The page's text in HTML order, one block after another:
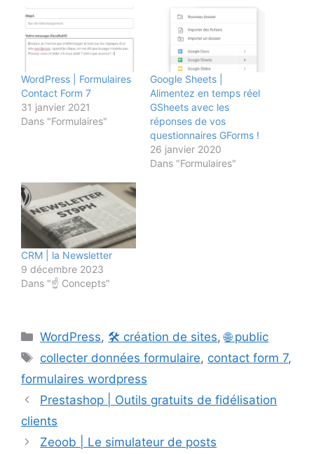
WordPress | Formulaires
Contact Form 7
31 janvier 2021
Dans "Formulaires"
Google Sheets |
Alimentez en temps réel
GSheets avec les
réponses de vos
questionnaires GForms !
26 janvier 2020
Dans "Formulaires"
CRM | la Newsletter
9 décembre 2023
Dans "☝️ Concepts"
Catégories
WordPress, 🛠️ création de sites,🌐 public
Étiquettes
collecter données formulaire, contact form 7,
formulaires wordpress
Prestashop | Outils gratuits de fidélisation
clients
Zeoob | Le simulateur de posts